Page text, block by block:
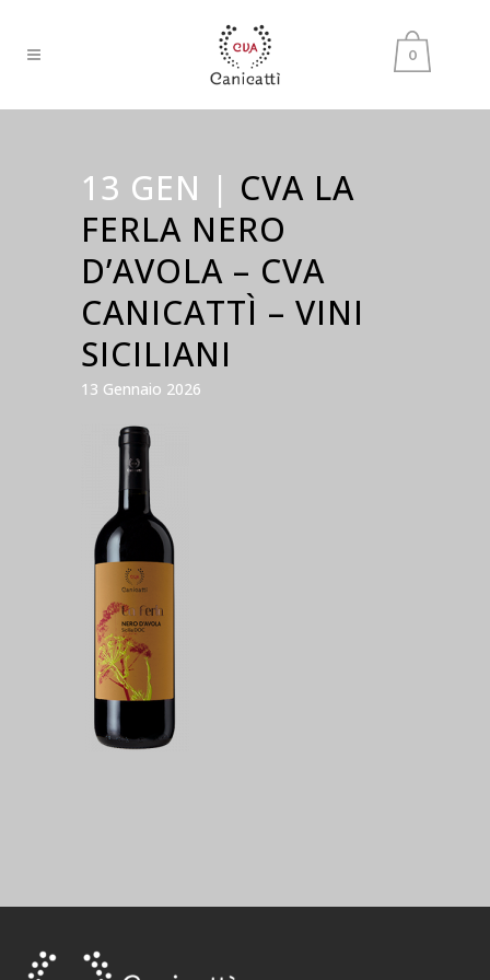
0
13 GEN | CVA LA
FERLA NERO
D’AVOLA – CVA
CANICATTÌ – VINI
SICILIANI
13 Gennaio 2026